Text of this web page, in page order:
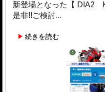
新登場となった【 DIA2
是非!!ご検討...
続きを読む